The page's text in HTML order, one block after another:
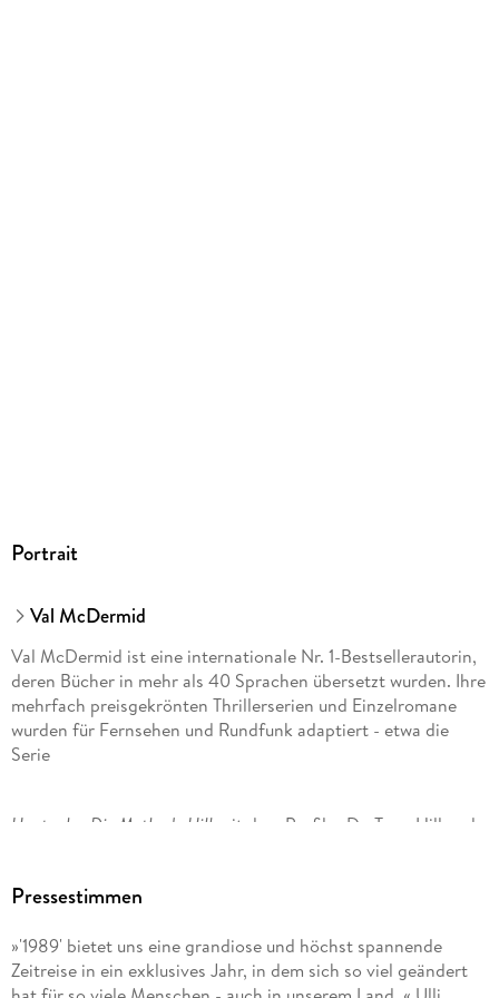
Portrait
Val McDermid
Val McDermid ist eine internationale Nr. 1-Bestsellerautorin,
deren Bücher in mehr als 40 Sprachen übersetzt wurden. Ihre
mehrfach preisgekrönten Thrillerserien und Einzelromane
wurden für Fernsehen und Rundfunk adaptiert - etwa die
Serie
Hautnah - Die Methode Hillmit dem Profiler Dr. Tony Hill und
Erfolg gestartet.
Val McDermid war 2017 Vorsitzende des Wellcome Book
Prize und Jurorin für den Women's Prize for Fiction und den
Pressestimmen
»'1989' bietet uns eine grandiose und höchst spannende
Zeitreise in ein exklusives Jahr, in dem sich so viel geändert